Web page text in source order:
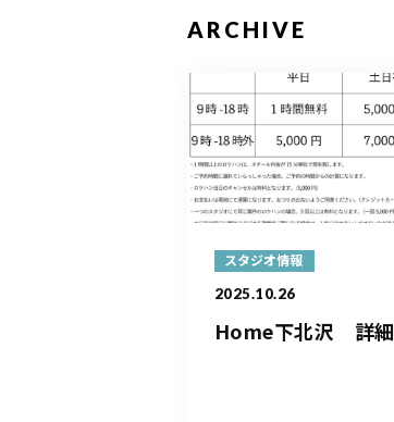
ARCHIVE
スタジオ情報
2025.10.26
Home下北沢 詳細